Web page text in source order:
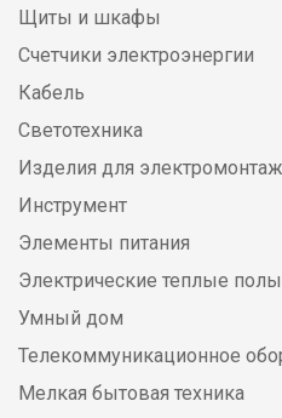
Щиты и шкафы
Счетчики электроэнергии
Кабель
Светотехника
Изделия для
Инструмент
Элементы питания
Электрические теплые полы
Умный дом
Телекоммуникационное
Мелкая бытовая техника